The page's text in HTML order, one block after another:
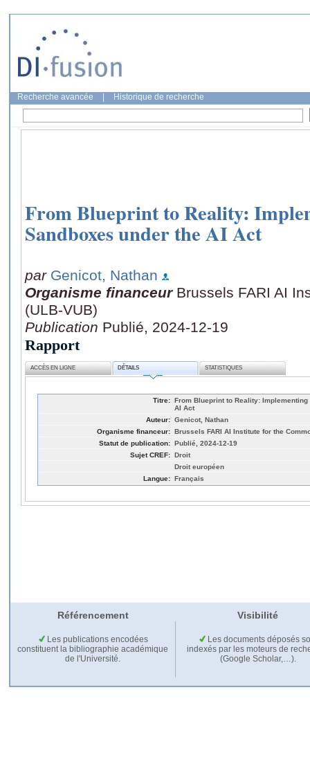
Recherche avancée Historique de recherche
From Blueprint to Reality:
Sandboxes under the AI Act
par Genicot, Nathan
Organisme financeur Brussels FARI AI
(ULB-VUB)
Publication Publié, 2024-12-19
Rapport
ACCÈS EN LIGNE DÉTAILS STATISTIQUES
Titre: From Blueprint to Reality:
AI Act
Auteur: Genicot, Nathan
Organisme financeur: Brussels FARI AI Institute for the
Statut de publication: Publié, 2024-12-19
Sujet CREF: Droit
Droit européen
Langue: Français
Référencement Visibilité
Les publications encodées
constituent la bibliographie académique
de l'Université.
Les documents déposés
indexés par les moteurs de
(Google Scholar,…).